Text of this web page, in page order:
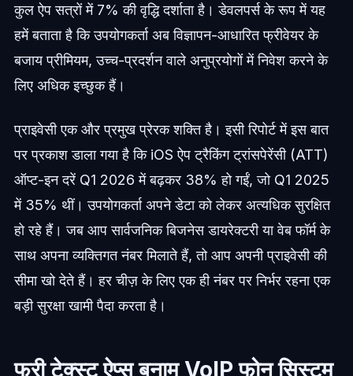
कुल ऐप सत्रों में 7% की वृद्धि दर्शाता है। डेवलपर्स के रूप में यह
हमें बताता है कि उपयोगकर्ता अब विज्ञापन-आधारित फ्रीवेयर के
बजाय प्रीमियम, उच्च-प्रदर्शन वाले अनुप्रयोगों में निवेश करने के
लिए अधिक इच्छुक हैं।
प्राइवेसी एक और प्रमुख प्रेरक शक्ति है। इसी रिपोर्ट में इस बात
पर प्रकाश डाला गया है कि iOS ऐप ट्रैकिंग ट्रांसपेरेंसी (ATT)
ऑप्ट-इन दरें Q1 2026 में बढ़कर 38% हो गईं, जो Q1 2025
में 35% थीं। उपयोगकर्ता अपने डेटा को लेकर अत्यधिक सुरक्षित
हो रहे हैं। जब आप सार्वजनिक बिजनेस डायरेक्टरी या वेब फॉर्म के
साथ अपना व्यक्तिगत नंबर मिलाते हैं, तो आप अपनी प्राइवेसी की
सीमा खो देते हैं। हर चीज़ के लिए एक ही नंबर पर निर्भर रहना एक
बड़ी सुरक्षा खामी पैदा करता है।
फ्री टेक्स्ट ऐप्स बनाम VoIP फोन सिस्टम